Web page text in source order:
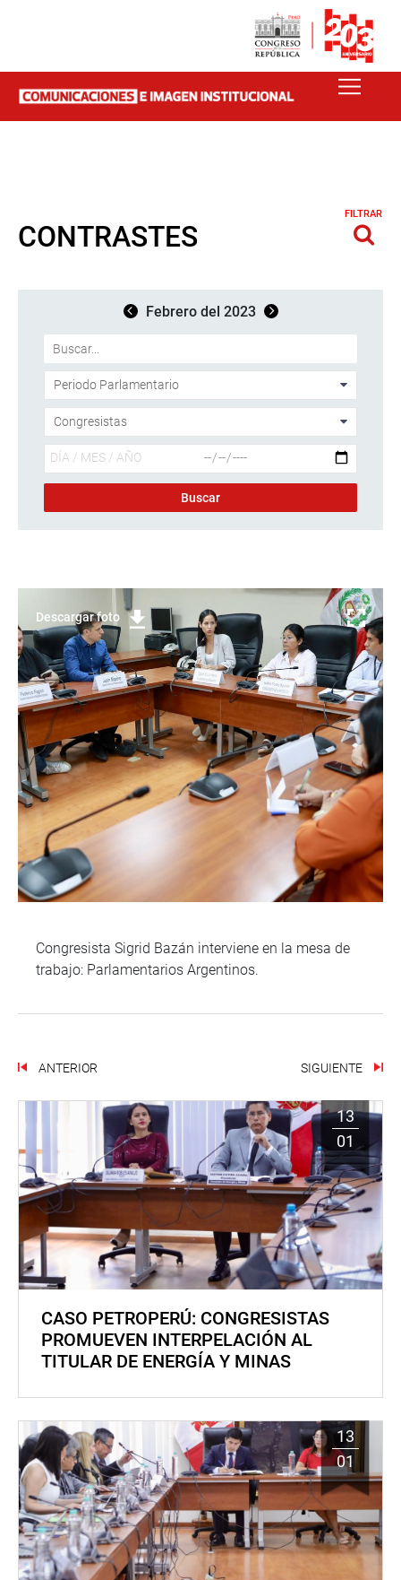
CONTRASTES
FILTRAR
Febrero del 2023
Descargar foto
Congresista Sigrid Bazán interviene en la mesa de
trabajo: Parlamentarios Argentinos.
ANTERIOR SIGUIENTE
13
01
CASO PETROPERÚ: CONGRESISTAS
PROMUEVEN INTERPELACIÓN AL
TITULAR DE ENERGÍA Y MINAS
13
01